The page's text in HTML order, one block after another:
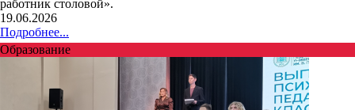
работник столовой».
19.06.2026
Подробнее...
Образование